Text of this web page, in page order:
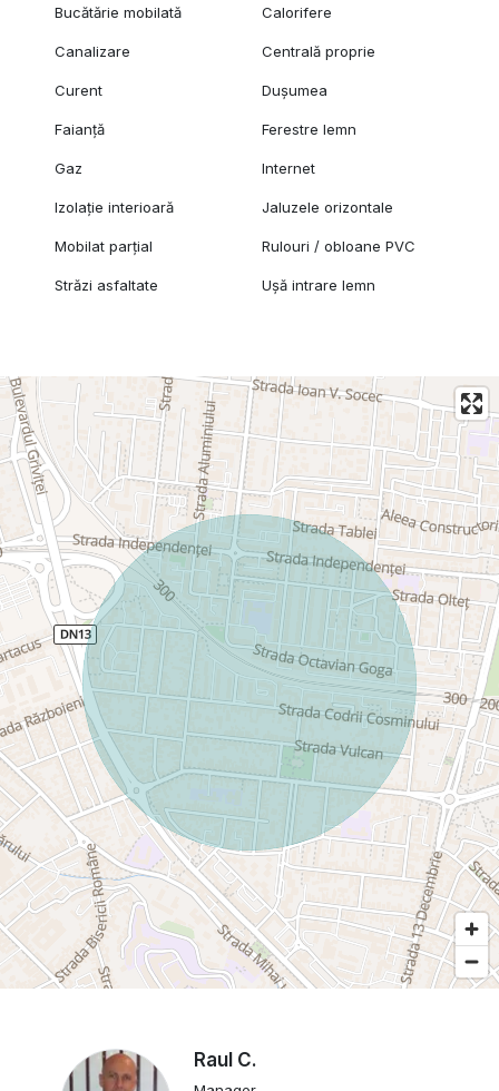
Bucătărie mobilată Calorifere
Canalizare Centrală proprie
Curent Dușumea
Faianță Ferestre lemn
Gaz Internet
Izolație interioară Jaluzele orizontale
Mobilat parțial Rulouri / obloane PVC
Străzi asfaltate Ușă intrare lemn
Raul C.